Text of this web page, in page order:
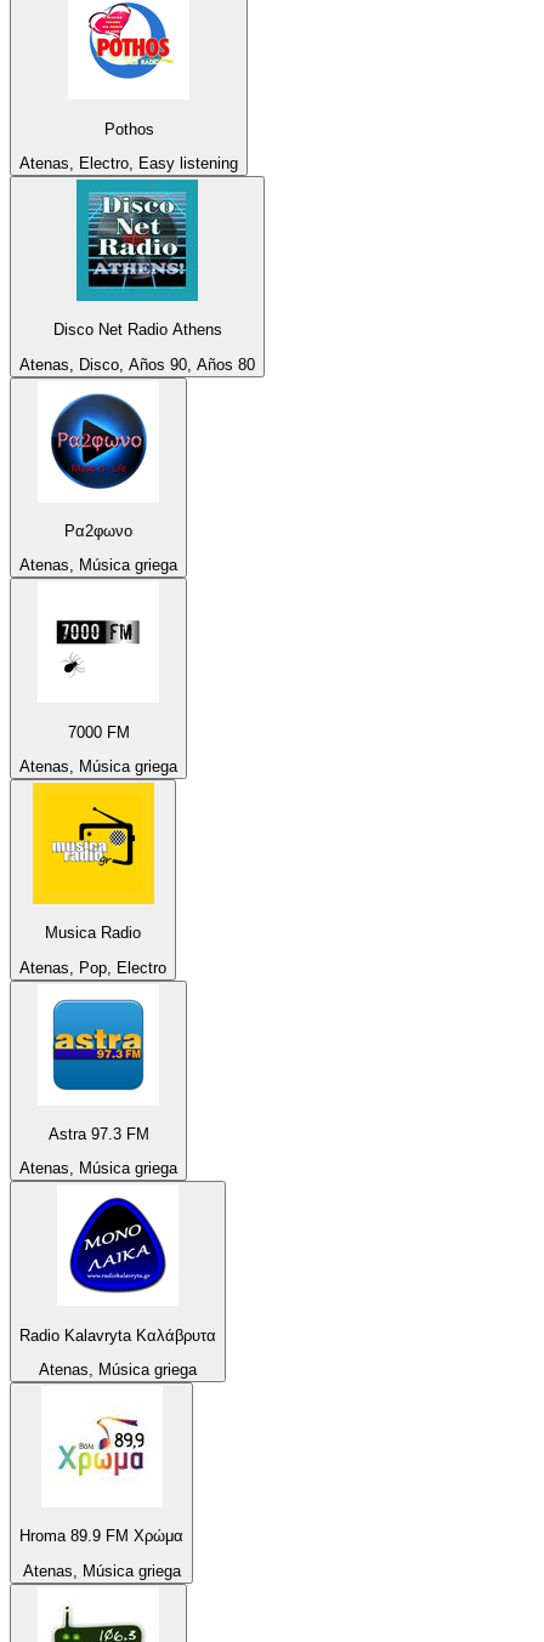
Pothos
Atenas, Electro, Easy listening
Disco Net Radio Athens
Atenas, Disco, Años 90, Años 80
Ρα2φωνο
Atenas, Música griega
7000 FM
Atenas, Música griega
Musica Radio
Atenas, Pop, Electro
Astra 97.3 FM
Atenas, Música griega
Radio Kalavryta Καλάβρυτα
Atenas, Música griega
Hroma 89.9 FM Χρώμα
Atenas, Música griega